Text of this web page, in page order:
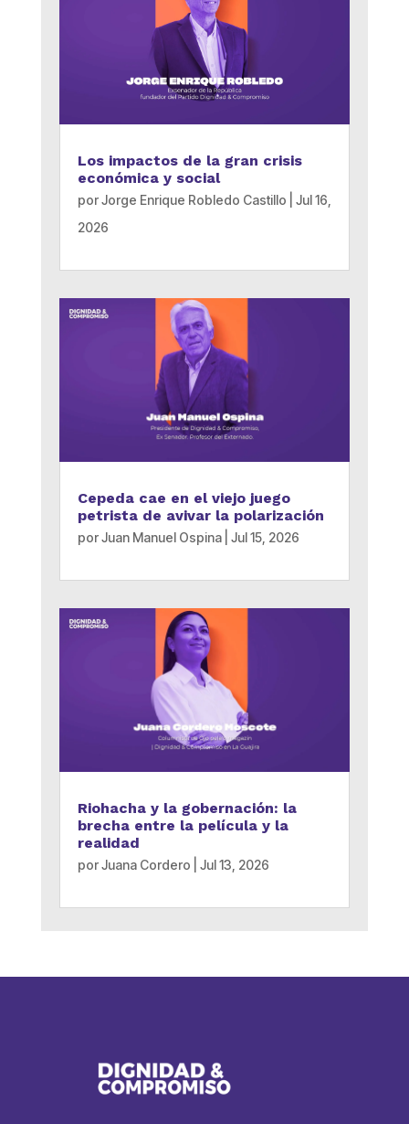
Los impactos de la gran crisis
económica y social
porJorge Enrique Robledo Castillo
Jul 16,
2026
Cepeda cae en el viejo juego
petrista de avivar la polarización
porJuan Manuel Ospina| Jul 15, 2026
Riohacha y la gobernación: la
brecha entre la película y la
realidad
porJuana Cordero Jul 13, 2026